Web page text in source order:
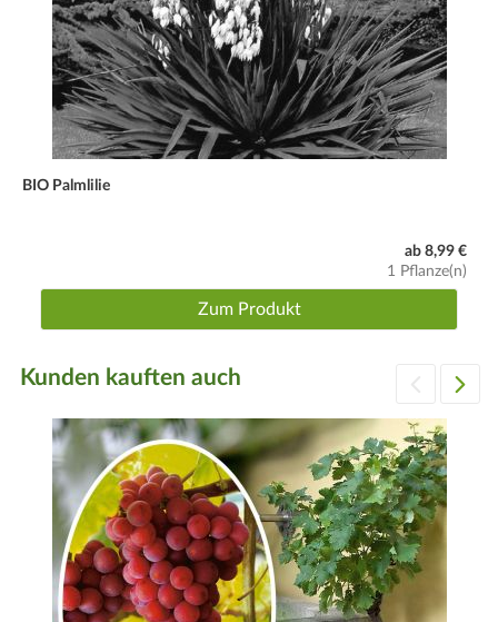
Hinweis
Der Austrieb der Reben erfolgt erst Ende April/Anfang bis
Mitte Mai.
BIO Palmlilie
ab 8,99 €
1 Pflanze(n)
Zum Produkt
Kunden kauften auch